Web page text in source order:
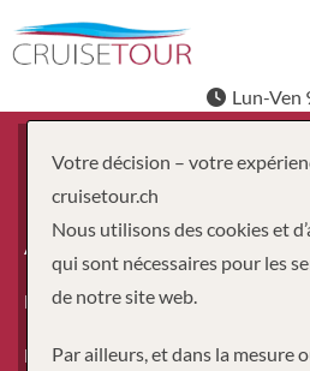
Lun-Ven
À partir du
Adultes
Enfants
Durée
Votre décision – votre
cruisetour.ch
Nous utilisons des cookies et
qui sont nécessaires pour les
de notre site web.
Par ailleurs, et dans la mesure